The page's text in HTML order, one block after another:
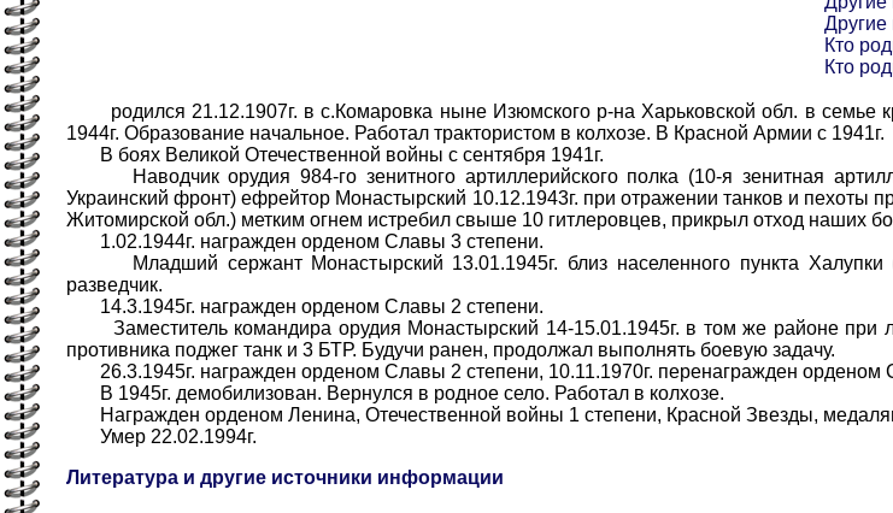
Кто
Кто
родился 21.12.1907г. в с.Комаровка ныне Изюмского р-на Харьковской обл. в семье
1944г. Образование начальное. Работал трактористом в колхозе. В Красной Армии с 1941г.
В боях Великой Отечественной войны с сентября 1941г.
Наводчик орудия 984-го зенитного артиллерийского полка (10-я зенитная
Украинский фронт) ефрейтор Монастырский 10.12.1943г. при отражении танков и пехоты
Житомирской обл.) метким огнем истребил свыше 10 гитлеровцев, прикрыл отход наших
1.02.1944г. награжден орденом Славы 3 степени.
Младший сержант Монастырский 13.01.1945г. близ населенного пункта Халупки
разведчик.
14.3.1945г. награжден орденом Славы 2 степени.
Заместитель командиpa орудия Монастырский 14-15.01.1945г. в том же районе при
противника поджег танк и 3 БТР. Будучи ранен, продолжал выполнять боевую задачу.
26.3.1945г. награжден орденом Славы 2 степени, 10.11.1970г. перенагражден орденом
В 1945г. демобилизован. Вернулся в родное село. Работал в колхозе.
Награжден орденом Ленина, Отечественной войны 1 степени, Красной Звезды,
Умер 22.02.1994г.
Литература и другие источники информации